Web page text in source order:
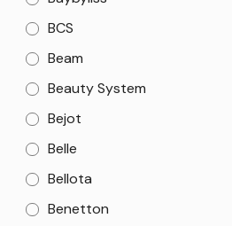
BCS
Beam
Beauty System
Bejot
Belle
Bellota
Benetton